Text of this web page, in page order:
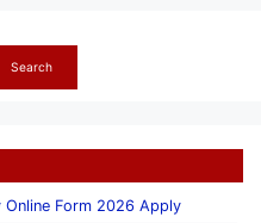
Search
Online Form 2026 Apply